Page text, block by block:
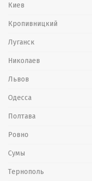
Киев
Кропивницкий
Луганск
Николаев
Львов
Одесса
Полтава
Ровно
Сумы
Тернополь